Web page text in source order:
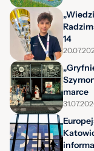
14
marce